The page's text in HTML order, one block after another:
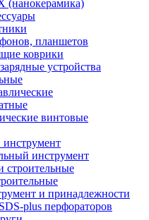
(нанокерамика)
планшетов
коврики
устройства
винтовые
инструмент
строительные
и принадлежности
plus перфораторов